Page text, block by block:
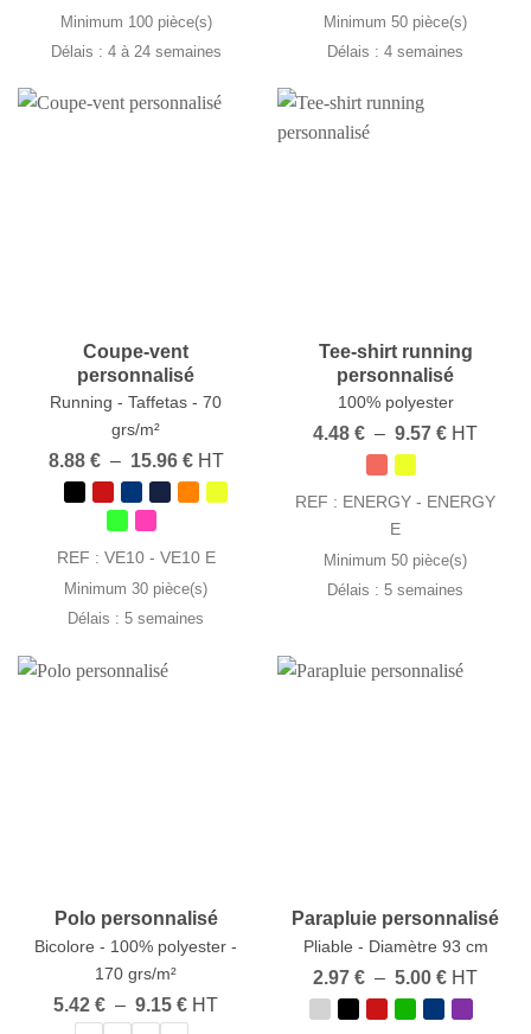
6.14 €
Minimum 100 pièce(s)
Délais : 4 à 24 semaines
8.69 €
Minimum 50 pièce(s)
Délais : 4 semaines
Coupe-vent
personnalisé
Running - Taffetas - 70
grs/m²
8.88 € – 15.96 €Plage
de
prix :
15.96 €
HT
REF : VE10 - VE10 E
Minimum 30 pièce(s)
Délais : 5 semaines
Tee-shirt running
personnalisé
100% polyester
4.48 € – 9.57 €Plage
à
HT
REF : ENERGY - ENERGY
E
Minimum 50 pièce(s)
Délais : 5 semaines
Polo personnalisé
Bicolore - 100% polyester -
170 grs/m²
5.42 € – 9.15 €Plage
de
HT
Parapluie personnalisé
Pliable - Diamètre 93 cm
2.97 € – 5.00 €Plage
de
prix :
HT